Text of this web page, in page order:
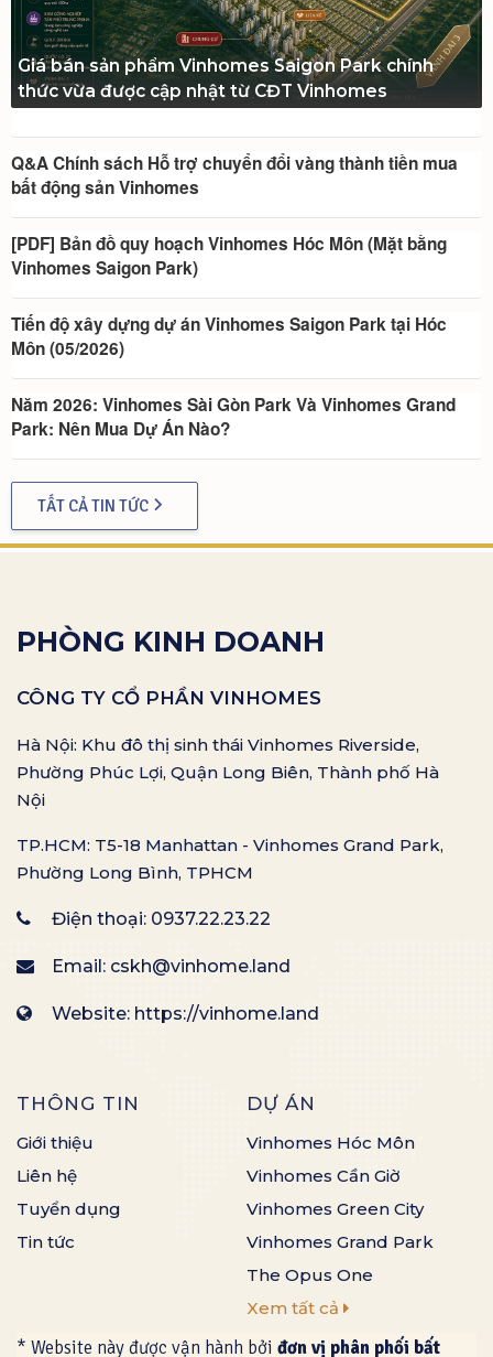
Giá bán sản phẩm Vinhomes Saigon Park chính
thức vừa được cập nhật từ CĐT Vinhomes
Q&A Chính sách Hỗ trợ chuyển đổi vàng thành tiền mua
bất động sản Vinhomes
[PDF] Bản đồ quy hoạch Vinhomes Hóc Môn (Mặt bằng
Vinhomes Saigon Park)
Tiến độ xây dựng dự án Vinhomes Saigon Park tại Hóc
Môn (05/2026)
Năm 2026: Vinhomes Sài Gòn Park Và Vinhomes Grand
Park: Nên Mua Dự Án Nào?
TẤT CẢ TIN TỨC
PHÒNG KINH DOANH
CÔNG TY CỔ PHẦN VINHOMES
Hà Nội: Khu đô thị sinh thái Vinhomes Riverside,
Phường Phúc Lợi, Quận Long Biên, Thành phố Hà
Nội
TP.HCM: T5-18 Manhattan - Vinhomes Grand Park,
Phường Long Bình, TPHCM
Điện thoại: 0937.22.23.22
Email: cskh@vinhome.land
Website: https://vinhome.land
THÔNG TIN
Giới thiệu
Liên hệ
Tuyển dụng
Tin tức
DỰ ÁN
Vinhomes Hóc Môn
Vinhomes Cần Giờ
Vinhomes Green City
Vinhomes Grand Park
The Opus One
Xem tất cả
* Website này được vận hành bởi đơn vị phân phối bất